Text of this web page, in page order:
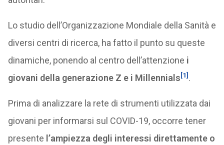
Lo studio dell’Organizzazione Mondiale della Sanità e
diversi centri di ricerca, ha fatto il punto su queste
dinamiche, ponendo al centro dell’attenzione i
giovani della generazione Z e i Millennials[1] .
Prima di analizzare la rete di strumenti utilizzata dai
giovani per informarsi sul COVID-19, occorre tener
presente l’ampiezza degli interessi direttamente o